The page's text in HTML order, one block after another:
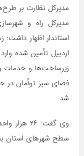
مدیرکل نظارت بر
مدیرکل راه و
استاندار اظهار
اردبیل تأمین شده
زیرساخت‌ها و خدمات
فضای سبز توأمان در
شد.
وی گفت:
سطح شهرهای استان